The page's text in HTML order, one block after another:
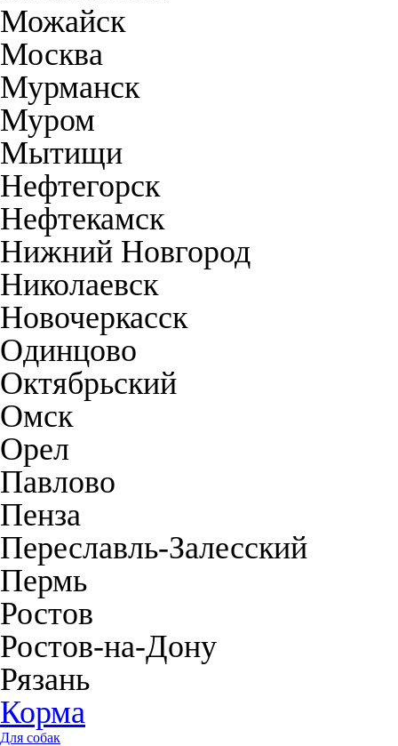
Можайск
Москва
Мурманск
Муром
Мытищи
Нефтегорск
Нефтекамск
Нижний Новгород
Николаевск
Новочеркасск
Одинцово
Октябрьский
Омск
Орел
Павлово
Пенза
Переславль-Залесский
Пермь
Ростов
Ростов-на-Дону
Рязань
Корма
Для собак